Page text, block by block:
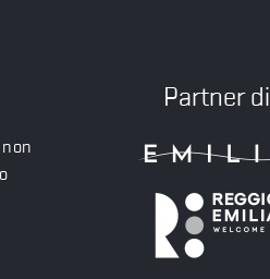
Partner di